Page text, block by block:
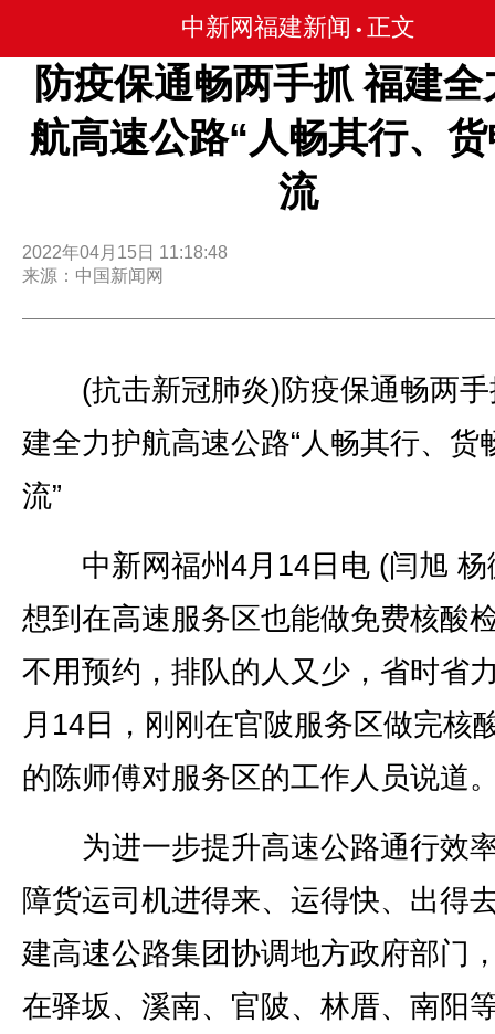
中新网福建新闻 • 正文
防疫保通畅两手抓 福建全
航高速公路“人畅其行、
流
2022年04月15日 11:18:48
来源：中国新闻网
(抗击新冠肺炎)防疫保通畅两手
建全力护航高速公路“人畅其行、货
流”
中新网福州4月14日电 (闫旭 杨
想到在高速服务区也能做免费核酸
不用预约，排队的人又少，省时省
月14日，刚刚在官陂服务区做完核
的陈师傅对服务区的工作人员说道
为进一步提升高速公路通行效
障货运司机进得来、运得快、出得
建高速公路集团协调地方政府部门
在驿坂、溪南、官陂、林厝、南阳